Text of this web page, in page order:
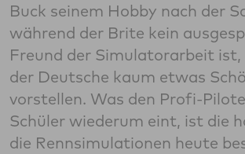
Buck seinem Hobby nach der
während der Brite kein
Freund der Simulatorarbeit ist,
der Deutsche kaum etwas
vorstellen. Was den Profi-
Schüler wiederum eint, ist die
die Rennsimulationen heute